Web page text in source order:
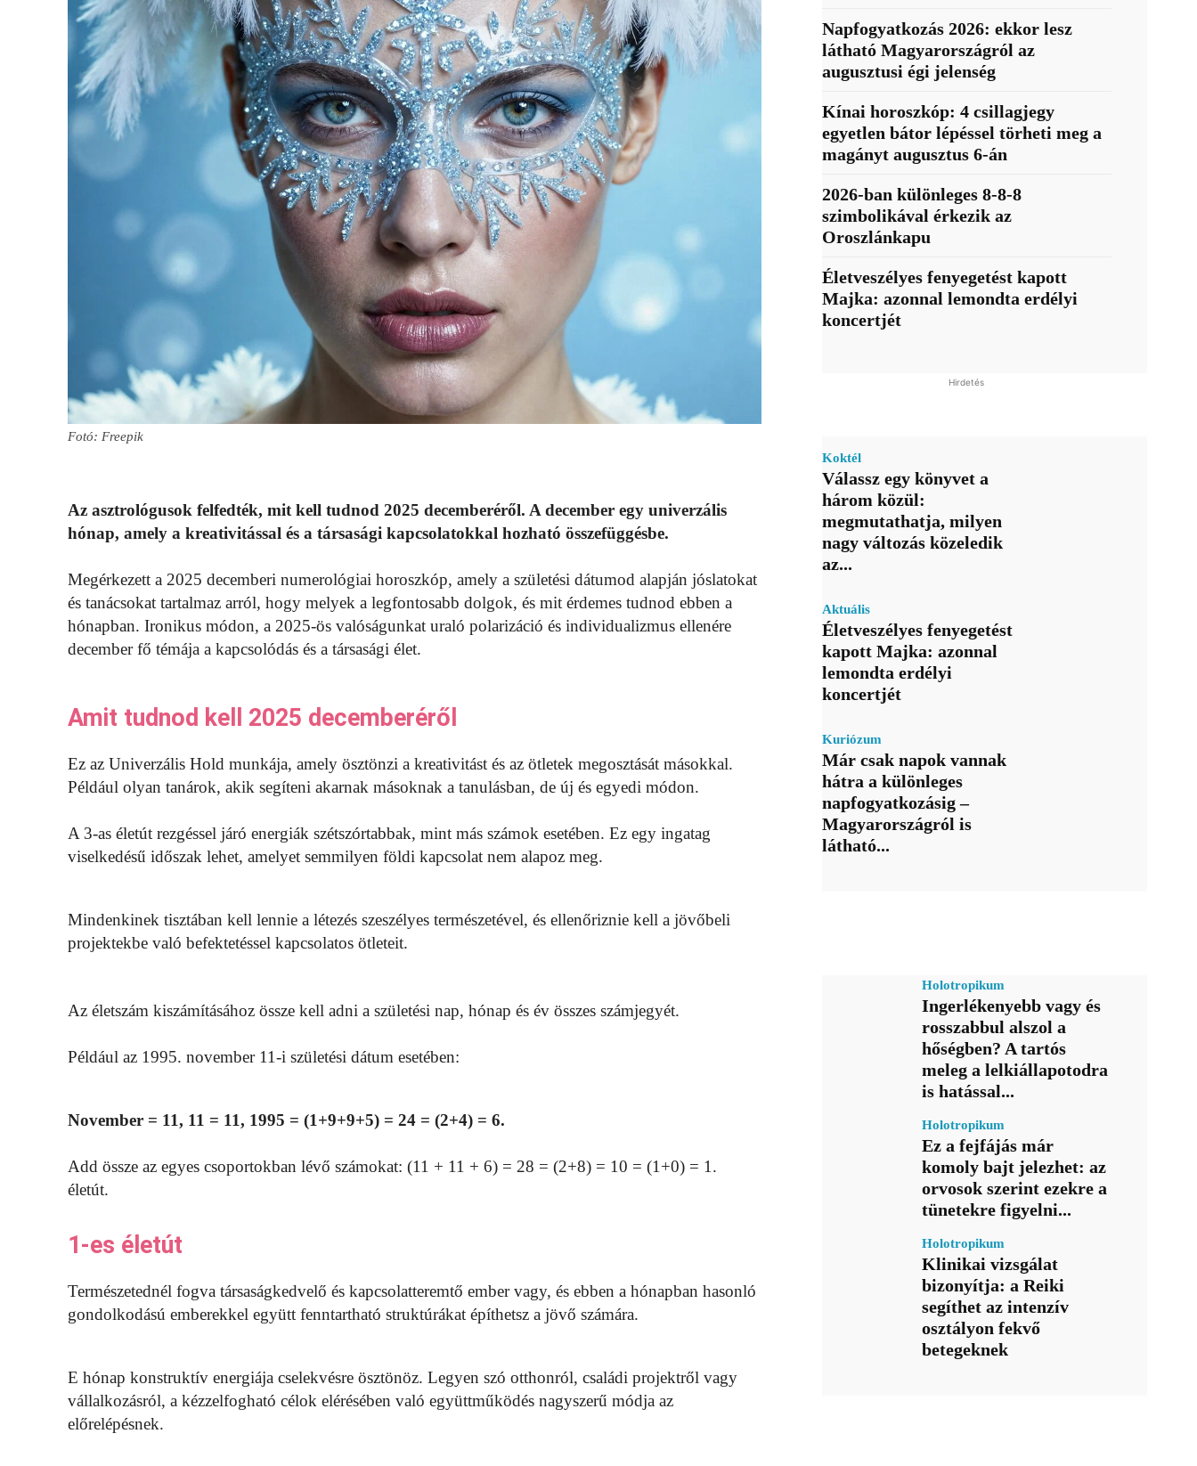
Fotó: Freepik
Az asztrológusok felfedték, mit kell tudnod 2025 decemberéről. A december egy univerzális
hónap, amely a kreativitással és a társasági kapcsolatokkal hozható összefüggésbe.
Megérkezett a 2025 decemberi numerológiai horoszkóp, amely a születési dátumod alapján jóslatokat
és tanácsokat tartalmaz arról, hogy melyek a legfontosabb dolgok, és mit érdemes tudnod ebben a
hónapban. Ironikus módon, a 2025-ös valóságunkat uraló polarizáció és individualizmus ellenére
december fő témája a kapcsolódás és a társasági élet.
Amit tudnod kell 2025 decemberéről
Ez az Univerzális Hold munkája, amely ösztönzi a kreativitást és az ötletek megosztását másokkal.
Például olyan tanárok, akik segíteni akarnak másoknak a tanulásban, de új és egyedi módon.
A 3-as életút rezgéssel járó energiák szétszórtabbak, mint más számok esetében. Ez egy ingatag
viselkedésű időszak lehet, amelyet semmilyen földi kapcsolat nem alapoz meg.
Mindenkinek tisztában kell lennie a létezés szeszélyes természetével, és ellenőriznie kell a jövőbeli
projektekbe való befektetéssel kapcsolatos ötleteit.
Az életszám kiszámításához össze kell adni a születési nap, hónap és év összes számjegyét.
Például az 1995. november 11-i születési dátum esetében:
November = 11, 11 = 11, 1995 = (1+9+9+5) = 24 = (2+4) = 6.
Add össze az egyes csoportokban lévő számokat: (11 + 11 + 6) = 28 = (2+8) = 10 = (1+0) = 1.
életút.
1-es életút
Természetednél fogva társaságkedvelő és kapcsolatteremtő ember vagy, és ebben a hónapban hasonló
gondolkodású emberekkel együtt fenntartható struktúrákat építhetsz a jövő számára.
E hónap konstruktív energiája cselekvésre ösztönöz. Legyen szó otthonról, családi projektről vagy
vállalkozásról, a kézzelfogható célok elérésében való együttműködés nagyszerű módja az
előrelépésnek.
Napfogyatkozás 2026: ekkor lesz
látható Magyarországról az
augusztusi égi jelenség
Kínai horoszkóp: 4 csillagjegy
egyetlen bátor lépéssel törheti meg a
magányt augusztus 6-án
2026-ban különleges 8-8-8
szimbolikával érkezik az
Oroszlánkapu
Életveszélyes fenyegetést kapott
Majka: azonnal lemondta erdélyi
koncertjét
Hirdetés
Koktél
Válassz egy könyvet a
három közül:
megmutathatja, milyen
nagy változás közeledik
az...
Aktuális
Életveszélyes fenyegetést
kapott Majka: azonnal
lemondta erdélyi
koncertjét
Kuriózum
Már csak napok vannak
hátra a különleges
napfogyatkozásig –
Magyarországról is
látható...
Holotropikum
Ingerlékenyebb vagy és
rosszabbul alszol a
hőségben? A tartós
meleg a lelkiállapotodra
is hatással...
Holotropikum
Ez a fejfájás már
komoly bajt jelezhet: az
orvosok szerint ezekre a
tünetekre figyelni...
Holotropikum
Klinikai vizsgálat
bizonyítja: a Reiki
segíthet az intenzív
osztályon fekvő
betegeknek